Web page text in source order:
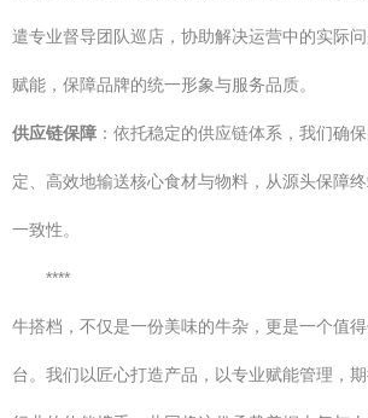
遣专业督导团队巡店，协助解决运营中的实际
赋能，保障品牌的统一形象与服务品质。
供应链保障 ：依托稳定的供应链体系，我们确
定、高效地输送核心食材与物料，从源头保障
一致性。
****
牛搭档，不仅是一份美味的牛杂，更是一个值
台。我们以匠心打造产品，以专业赋能管理，